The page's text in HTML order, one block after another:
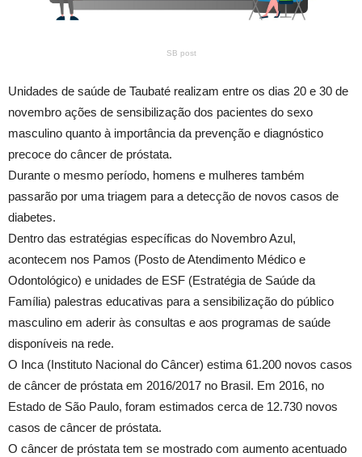
SB post
Unidades de saúde de Taubaté realizam entre os dias 20 e 30 de
novembro ações de sensibilização dos pacientes do sexo
masculino quanto à importância da prevenção e diagnóstico
precoce do câncer de próstata.
Durante o mesmo período, homens e mulheres também
passarão por uma triagem para a detecção de novos casos de
diabetes.
Dentro das estratégias específicas do Novembro Azul,
acontecem nos Pamos (Posto de Atendimento Médico e
Odontológico) e unidades de ESF (Estratégia de Saúde da
Família) palestras educativas para a sensibilização do público
masculino em aderir às consultas e aos programas de saúde
disponíveis na rede.
O Inca (Instituto Nacional do Câncer) estima 61.200 novos casos
de câncer de próstata em 2016/2017 no Brasil. Em 2016, no
Estado de São Paulo, foram estimados cerca de 12.730 novos
casos de câncer de próstata.
O câncer de próstata tem se mostrado com aumento acentuado